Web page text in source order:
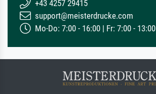
+43 4257 29415
support@meisterdrucke.com
Mo-Do: 7:00 - 16:00 | Fr: 7:00 - 13:00